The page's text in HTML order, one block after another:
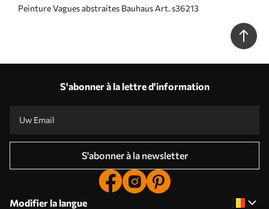
Peinture Vagues abstraites Bauhaus Art. s36213
S'abonner à la lettre d'information
S'abonner à la newsletter
Modifier la langue